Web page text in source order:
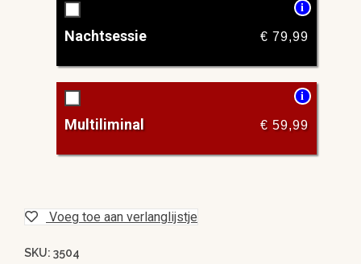
i
Nachtsessie € 79,99
i
Multiliminal € 59,99
Voeg toe aan verlanglijstje
SKU: 3504